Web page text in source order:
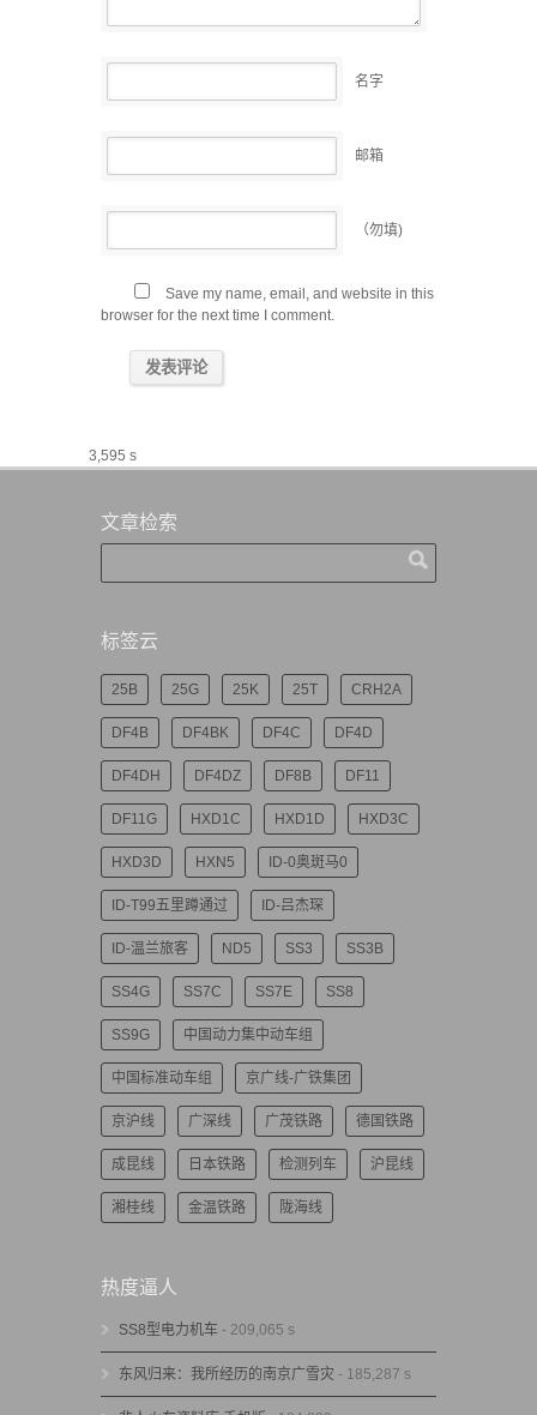
名字
邮箱
（勿填)
Save my name, email, and website in this
browser for the next time I comment.
3,595 s
文章检索
标签云
25B 25G 25K 25T CRH2A
DF4B DF4BK DF4C DF4D
DF4DH DF4DZ DF8B DF11
DF11G HXD1C HXD1D HXD3C
HXD3D HXN5 ID-0奥斑马0
ID-T99五里蹲通过 ID-吕杰琛
ID-温兰旅客 ND5 SS3 SS3B
SS4G SS7C SS7E SS8
SS9G 中国动力集中动车组
中国标准动车组 京广线-广铁集团
京沪线 广深线 广茂铁路 德国铁路
成昆线 日本铁路 检测列车 沪昆线
湘桂线 金温铁路 陇海线
热度逼人
SS8型电力机车 - 209,065 s
东风归来：我所经历的南京广雪灾 - 185,287 s